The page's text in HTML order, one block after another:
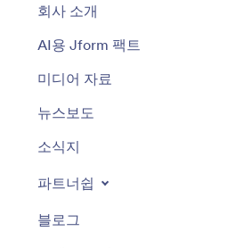
회사 소개
AI용 Jform 팩트
미디어 자료
뉴스보도
소식지
파트너쉽
블로그